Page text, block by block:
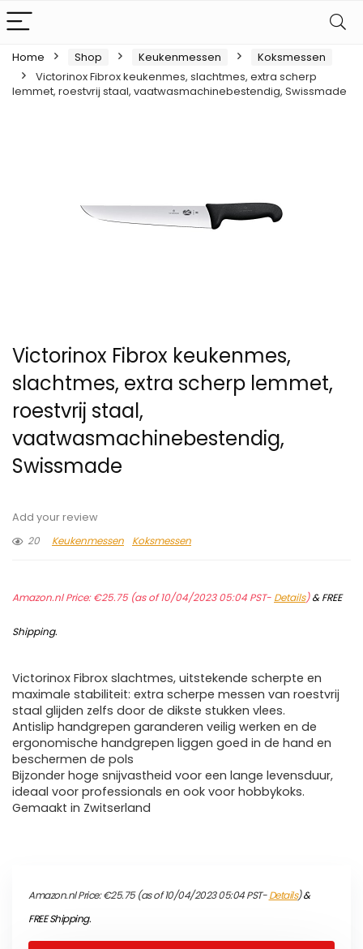
Home Shop Keukenmessen
Koksmessen
Victorinox Fibrox keukenmes, slachtmes, extra scherp
lemmet, roestvrij staal, vaatwasmachinebestendig, Swissmade
Victorinox Fibrox keukenmes,
slachtmes, extra scherp lemmet,
roestvrij staal,
vaatwasmachinebestendig,
Swissmade
Add your review
20
Keukenmessen Koksmessen
Amazon.nl Price:€25.75(as of 10/04/2023 05:04 PST- Details)&FREE
Shipping.
Victorinox Fibrox slachtmes, uitstekende scherpte en
maximale stabiliteit: extra scherpe messen van roestvrij
staal glijden zelfs door de dikste stukken vlees.
Antislip handgrepen garanderen veilig werken en de
ergonomische handgrepen liggen goed in de hand en
beschermen de pols
Bijzonder hoge snijvastheid voor een lange levensduur,
ideaal voor professionals en ook voor hobbykoks.
Gemaakt in Zwitserland
Amazon.nl Price:€25.75(as of 10/04/2023 05:04 PST-Details)&
FREE Shipping.